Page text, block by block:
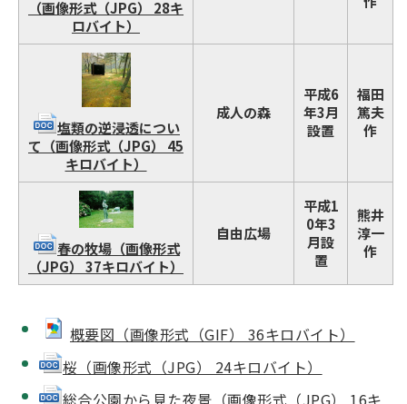
（画像形式（JPG） 28キ
ロバイト）
塩類の逆浸透につい
て（画像形式（JPG） 45
キロバイト）
成人の森
平成6
年3月
設置
福田
篤夫
作
春の牧場（画像形式
（JPG） 37キロバイト）
自由広場
平成1
0年3
月設
置
熊井
淳一
作
概要図（画像形式（GIF） 36キロバイト）
桜（画像形式（JPG） 24キロバイト）
総合公園から見た夜景（画像形式（JPG） 16キ